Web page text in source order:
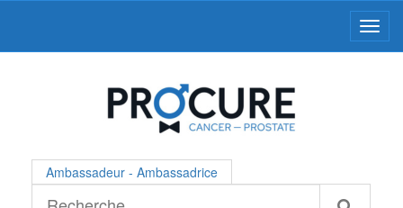
Ambassadeur - Ambassadrice